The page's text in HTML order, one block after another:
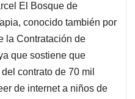
El Bosque de
conocido también por
la Contratación de
que sostiene que
contrato de 70 mil
de internet a niños de